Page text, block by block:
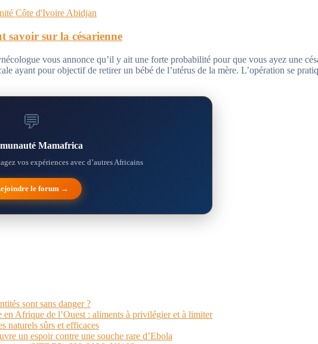
savoir sur la césarienne
vous annonce qu’il y ait une forte probabilité pour que vous ayez une
ayant pour objectif de retirer un bébé de l’utérus de la mère. L’opération se
💬
Mamafrica
vos expériences avec d’autres Africains
le forum →
sont sans danger ?
en Afrique de l’Ouest : aliments à privilégier et à limiter
naturels sûrs et efficaces
un espoir contre une souche rare d’Ebola